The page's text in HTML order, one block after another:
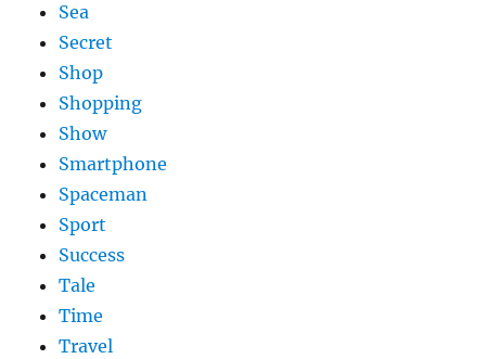
Sea
Secret
Shop
Shopping
Show
Smartphone
Spaceman
Sport
Success
Tale
Time
Travel